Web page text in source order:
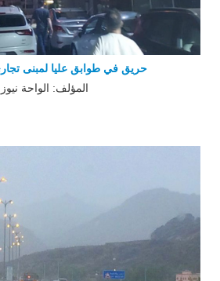
حريق في طوابق عليا لمبنى
المؤلف: الواحة نيوز